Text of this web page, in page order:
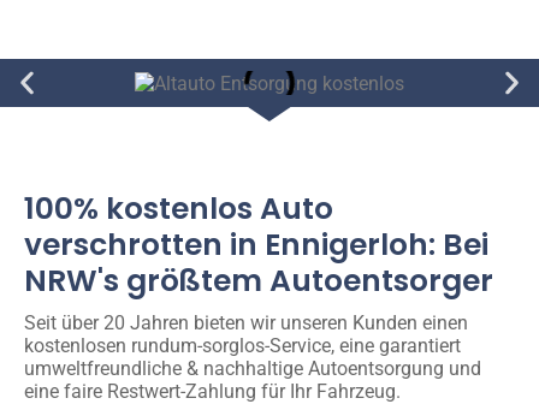
100% kostenlos Auto
verschrotten in Ennigerloh: Bei
NRW's größtem Autoentsorger
Seit über 20 Jahren bieten wir unseren Kunden einen
kostenlosen rundum-sorglos-Service, eine garantiert
umweltfreundliche & nachhaltige Autoentsorgung und
eine faire Restwert-Zahlung für Ihr Fahrzeug.